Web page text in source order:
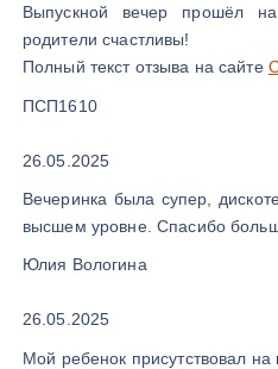
Выпускной вечер прошёл
родители счастливы!
Полный текст отзыва на сайте
ПСП1610
26.05.2025
Вечеринка была супер,
высшем уровне. Спасибо
Юлия Вологина
26.05.2025
Мой ребенок присутствовал